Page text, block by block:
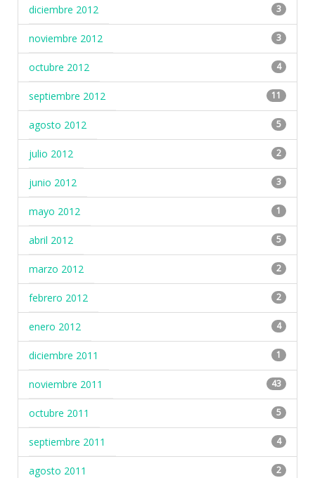
diciembre 2012 3
noviembre 2012 3
octubre 2012 4
septiembre 2012 11
agosto 2012 5
julio 2012 2
junio 2012 3
mayo 2012 1
abril 2012 5
marzo 2012 2
febrero 2012 2
enero 2012 4
diciembre 2011 1
noviembre 2011 43
octubre 2011 5
septiembre 2011 4
agosto 2011 2